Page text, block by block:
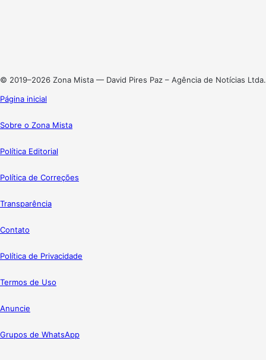
© 2019–2026 Zona Mista — David Pires Paz – Agência de Notícias Ltda.
Página inicial
Sobre o Zona Mista
Política Editorial
Política de Correções
Transparência
Contato
Política de Privacidade
Termos de Uso
Anuncie
Grupos de WhatsApp